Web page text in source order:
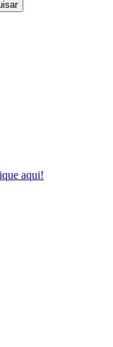
aqui!